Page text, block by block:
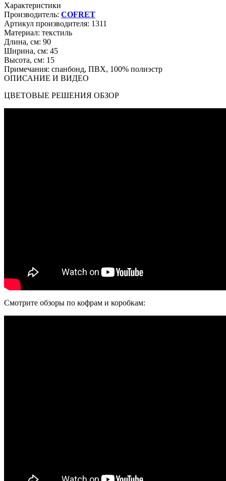
Характеристики
Производитель: COFRET
Артикул производителя: 1311
Материал: текстиль
Длина, см: 90
Ширина, см: 45
Высота, см: 15
Примечания: спанбонд, ПВХ, 100% полиэстр
ОПИСАНИЕ И ВИДЕО
ЦВЕТОВЫЕ РЕШЕНИЯ ОБЗОР
Смотрите обзоры по кофрам и коробкам: